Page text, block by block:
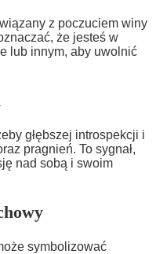
z poczuciem winy
że jesteś w
lub innym, aby uwolnić
głębszej introspekcji i
pragnień. To sygnał,
nad sobą i swoim
symbolizować